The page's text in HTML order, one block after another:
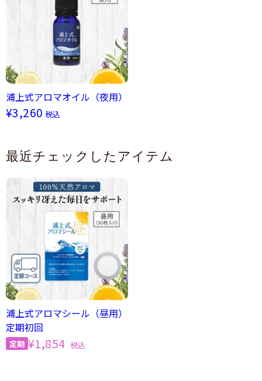
浦上式アロマオイル（夜用）
¥3,260 税込
最近チェックしたアイテム
浦上式アロマシール（昼用）
定期初回
¥1,854 税込